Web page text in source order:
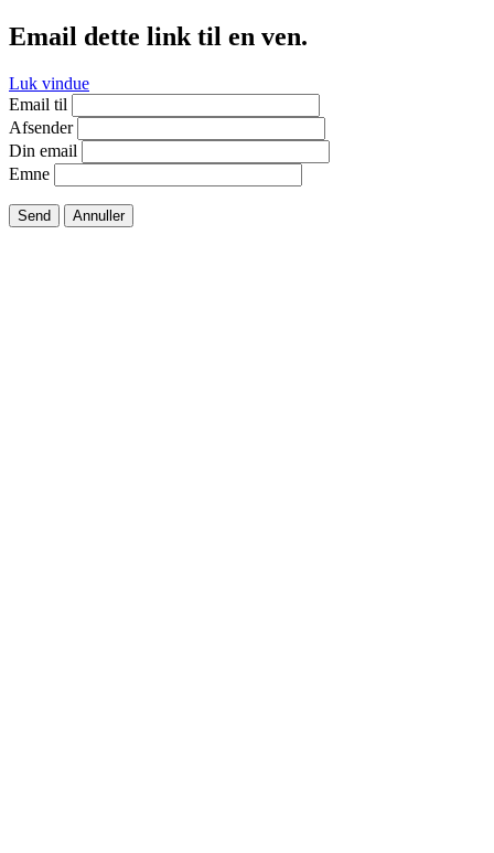
Email dette link til en ven.
Luk vindue
Email til
Afsender
Din email
Emne
Send Annuller